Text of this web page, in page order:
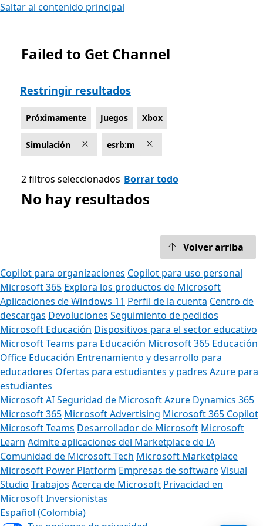
Saltar al contenido principal
Lista Microsoft.com
Failed to Get Channel
Restringir resultados
Próximamente Juegos Xbox
Simulación esrb:m
2 filtros seleccionados Borrar todo
No hay resultados
Volver arriba
Copilot para organizaciones Copilot para uso personal
Microsoft 365 Explora los productos de Microsoft
Aplicaciones de Windows 11 Perfil de la cuenta Centro de
descargas Devoluciones Seguimiento de pedidos
Microsoft Educación Dispositivos para el sector educativo
Microsoft Teams para Educación Microsoft 365 Educación
Office Educación Entrenamiento y desarrollo para
educadores Ofertas para estudiantes y padres Azure para
estudiantes
Microsoft AISeguridad de MicrosoftAzure Dynamics 365
Microsoft 365 Microsoft Advertising Microsoft 365 Copilot
Microsoft Teams Desarrollador de Microsoft Microsoft
Learn Admite aplicaciones del Marketplace de IA
Comunidad de Microsoft Tech Microsoft Marketplace
Microsoft Power Platform Empresas de softwareVisual
Studio Trabajos Acerca de Microsoft Privacidad en
MicrosoftInversionistas
Español (Colombia)